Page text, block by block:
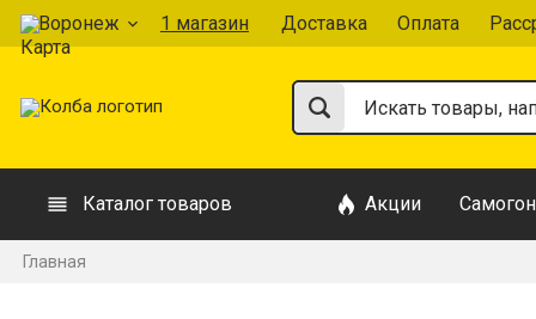
Воронеж 1 магазин Доставка Оплата
Каталог товаров Акции
Главная